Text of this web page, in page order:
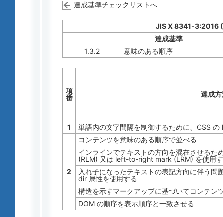
達成基準チェックリストへ
JIS X 8341-3:2016
達成基準
1.3.2
意味のある順序
項
番
達成方
1 単語内の文字間隔を制御するために、CSS
2
コンテンツを意味のある順序で並べる
インラインでテキストの方向を混在させる
(RLM) 又は left-to-right mark (LRM) を使用
入れ子になったテキストの表記方向に伴う問
dir 属性を使用する
構造を示すマークアップに基づいてコンテン
DOM の順序を表示順序と一致させる